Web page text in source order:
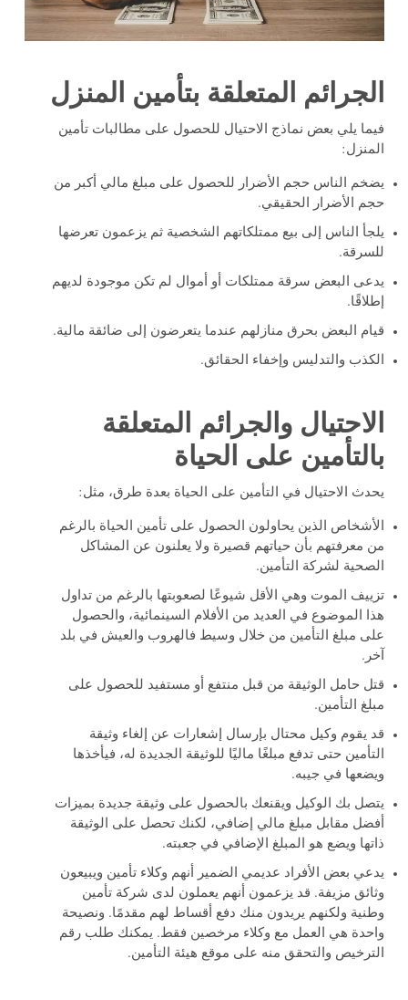
الجرائم المتعلقة بتأمين المنزل
فيما يلي بعض نماذج الاحتيال للحصول على مطالبات تأمين
المنزل:
يضخم الناس حجم الأضرار للحصول على مبلغ مالي أكبر من
حجم الأضرار الحقيقي.
يلجأ الناس إلى بيع ممتلكاتهم الشخصية ثم يزعمون تعرضها
للسرقة.
يدعى البعض سرقة ممتلكات أو أموال لم تكن موجودة لديهم
إطلاقًا.
قيام البعض بحرق منازلهم عندما يتعرضون إلى ضائقة مالية.
الكذب والتدليس وإخفاء الحقائق.
الاحتيال والجرائم المتعلقة
بالتأمين على الحياة
يحدث الاحتيال في التأمين على الحياة بعدة طرق، مثل:
الأشخاص الذين يحاولون الحصول على تأمين الحياة بالرغم
من معرفتهم بأن حياتهم قصيرة ولا يعلنون عن المشاكل
الصحية لشركة التأمين.
تزييف الموت وهي الأقل شيوعًا لصعوبتها بالرغم من تداول
هذا الموضوع في العديد من الأفلام السينمائية، والحصول
على مبلغ التأمين من خلال وسيط فالهروب والعيش في بلد
آخر.
قتل حامل الوثيقة من قبل منتفع أو مستفيد للحصول على
مبلغ التأمين.
قد يقوم وكيل محتال بإرسال إشعارات عن إلغاء وثيقة
التأمين حتى تدفع مبلغًا ماليًا للوثيقة الجديدة له، فيأخذها
ويضعها في جيبه.
يتصل بك الوكيل ويقنعك بالحصول على وثيقة جديدة بميزات
أفضل مقابل مبلغ مالي إضافي، لكنك تحصل على الوثيقة
ذاتها ويضع هو المبلغ الإضافي في جعبته.
يدعي بعض الأفراد عديمي الضمير أنهم وكلاء تأمين ويبيعون
وثائق مزيفة. قد يزعمون أنهم يعملون لدى شركة تأمين
وطنية ولكنهم يريدون منك دفع أقساط لهم مقدمًا. ونصيحة
واحدة هي العمل مع وكلاء مرخصين فقط. يمكنك طلب رقم
الترخيص والتحقق منه على موقع هيئة التأمين.